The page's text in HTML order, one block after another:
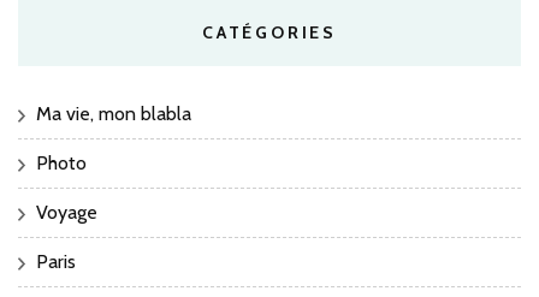
CATÉGORIES
Ma vie, mon blabla
Photo
Voyage
Paris